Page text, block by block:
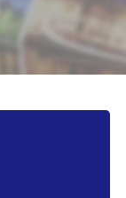
יד שניה
הורדות
כניסת לקוחות